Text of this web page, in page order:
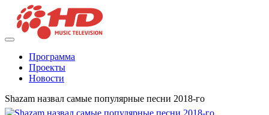
Программа
Проекты
Новости
Shazam назвал самые популярные песни 2018-го